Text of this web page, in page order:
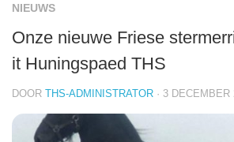
NIEUWS
Onze nieuwe Friese
it Huningspaed THS
DOOR THS-ADMINISTRATOR · 3 DECEMBER